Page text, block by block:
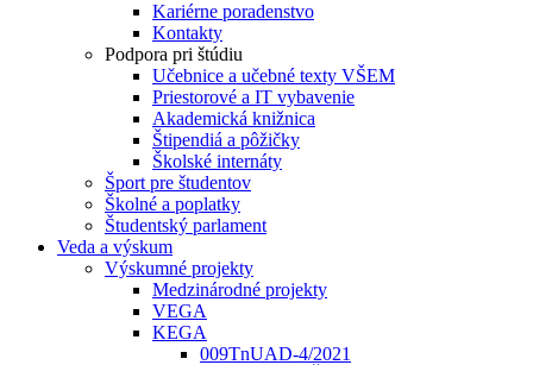
Kariérne poradenstvo
Kontakty
Podpora pri štúdiu
Učebnice a učebné texty VŠEM
Priestorové a IT vybavenie
Akademická knižnica
Štipendiá a pôžičky
Školské internáty
Šport pre študentov
Školné a poplatky
Študentský parlament
Veda a výskum
Výskumné projekty
Medzinárodné projekty
VEGA
KEGA
009TnUAD-4/2021